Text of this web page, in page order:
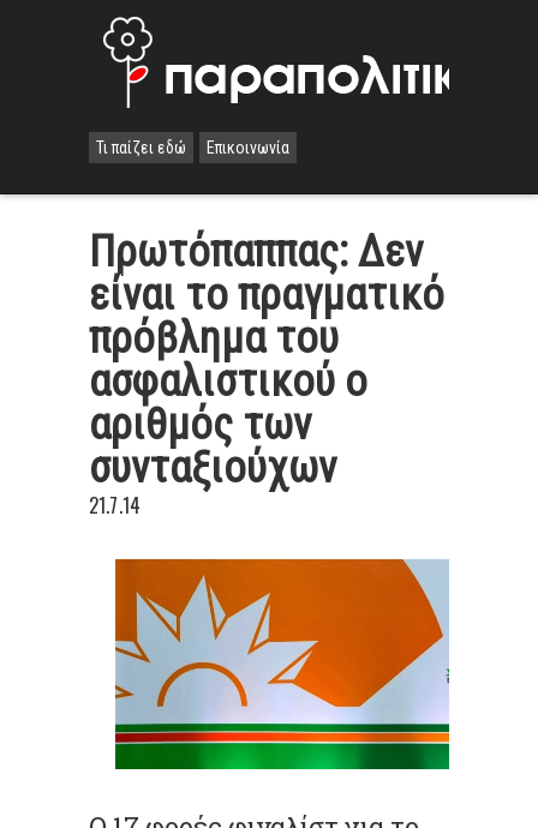
Τι παίζει εδώ Επικοινωνία
Πρωτόπαππας: Δεν
είναι το πραγματικό
πρόβλημα του
ασφαλιστικού ο
αριθμός των
συνταξιούχων
21.7.14